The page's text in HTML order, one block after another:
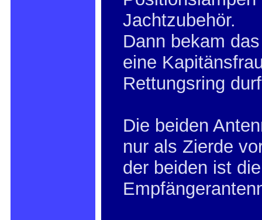
Jachtzubehör.
Dann bekam
eine
Rettungsring
Die beiden
nur als Zierde
der beiden ist die